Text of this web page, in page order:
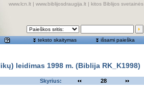
www.lcn.lt | www.biblijosdraugija.lt | kitos Biblijos svetainės
teksto skaitymas išsami paieška
leidimas 1998 m. (Biblija RK_K1998)
Skyrius: 28